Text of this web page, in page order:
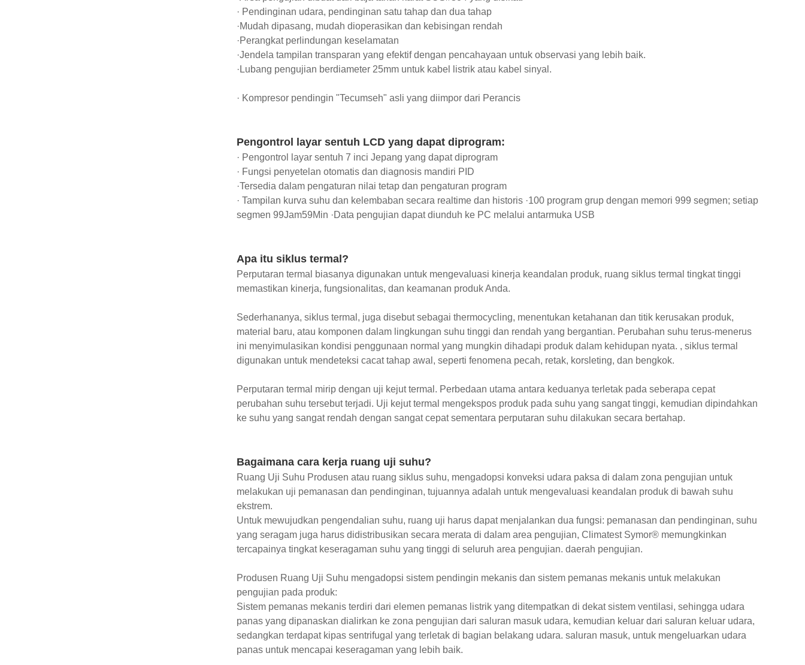
· Pendinginan udara, pendinginan satu tahap dan dua tahap
·Mudah dipasang, mudah dioperasikan dan kebisingan rendah
·Perangkat perlindungan keselamatan
·Jendela tampilan transparan yang efektif dengan pencahayaan untuk observasi yang lebih baik.
·Lubang pengujian berdiameter 25mm untuk kabel listrik atau kabel sinyal.
· Kompresor pendingin "Tecumseh" asli yang diimpor dari Perancis
Pengontrol layar sentuh LCD yang dapat diprogram:
· Pengontrol layar sentuh 7 inci Jepang yang dapat diprogram
· Fungsi penyetelan otomatis dan diagnosis mandiri PID
·Tersedia dalam pengaturan nilai tetap dan pengaturan program
· Tampilan kurva suhu dan kelembaban secara realtime dan historis ·100 program grup dengan memori 999 segmen; setiap
segmen 99Jam59Min ·Data pengujian dapat diunduh ke PC melalui antarmuka USB
Apa itu siklus termal?
Perputaran termal biasanya digunakan untuk mengevaluasi kinerja keandalan produk, ruang siklus termal tingkat tinggi
memastikan kinerja, fungsionalitas, dan keamanan produk Anda.
Sederhananya, siklus termal, juga disebut sebagai thermocycling, menentukan ketahanan dan titik kerusakan produk,
material baru, atau komponen dalam lingkungan suhu tinggi dan rendah yang bergantian. Perubahan suhu terus-menerus
ini menyimulasikan kondisi penggunaan normal yang mungkin dihadapi produk dalam kehidupan nyata. , siklus termal
digunakan untuk mendeteksi cacat tahap awal, seperti fenomena pecah, retak, korsleting, dan bengkok.
Perputaran termal mirip dengan uji kejut termal. Perbedaan utama antara keduanya terletak pada seberapa cepat
perubahan suhu tersebut terjadi. Uji kejut termal mengekspos produk pada suhu yang sangat tinggi, kemudian dipindahkan
ke suhu yang sangat rendah dengan sangat cepat sementara perputaran suhu dilakukan secara bertahap.
Bagaimana cara kerja ruang uji suhu?
Ruang Uji Suhu Produsen atau ruang siklus suhu, mengadopsi konveksi udara paksa di dalam zona pengujian untuk
melakukan uji pemanasan dan pendinginan, tujuannya adalah untuk mengevaluasi keandalan produk di bawah suhu
ekstrem.
Untuk mewujudkan pengendalian suhu, ruang uji harus dapat menjalankan dua fungsi: pemanasan dan pendinginan, suhu
yang seragam juga harus didistribusikan secara merata di dalam area pengujian, Climatest Symor® memungkinkan
tercapainya tingkat keseragaman suhu yang tinggi di seluruh area pengujian. daerah pengujian.
Produsen Ruang Uji Suhu mengadopsi sistem pendingin mekanis dan sistem pemanas mekanis untuk melakukan
pengujian pada produk:
Sistem pemanas mekanis terdiri dari elemen pemanas listrik yang ditempatkan di dekat sistem ventilasi, sehingga udara
panas yang dipanaskan dialirkan ke zona pengujian dari saluran masuk udara, kemudian keluar dari saluran keluar udara,
sedangkan terdapat kipas sentrifugal yang terletak di bagian belakang udara. saluran masuk, untuk mengeluarkan udara
panas untuk mencapai keseragaman yang lebih baik.